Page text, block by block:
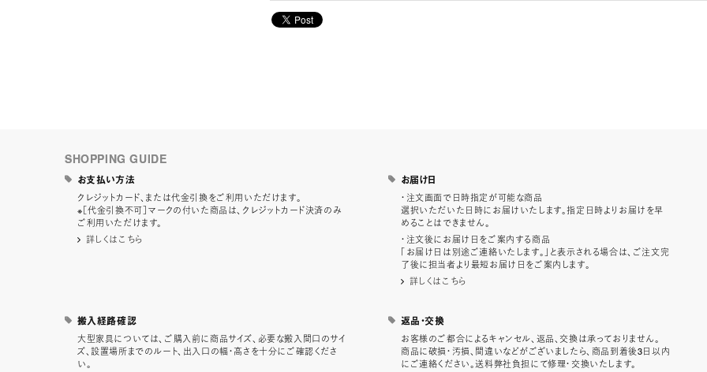
SHOPPING GUIDE
お支払い方法
クレジットカード、または代金引換をご利用いただけます。
※［代金引換不可］マークの付いた商品は、クレジットカード決済のみ
ご利用いただけます。
詳しくはこちら
お届け日
・注文画面で日時指定が可能な商品
選択いただいた日時にお届けいたします。指定日時よりお届けを早
めることはできません。
・注文後にお届け日をご案内する商品
「お届け日は別途ご連絡いたします。」と表示される場合は、ご注文完
了後に担当者より最短お届け日をご案内します。
詳しくはこちら
搬入経路確認
大型家具については、ご購入前に商品サイズ、必要な搬入間口のサイ
ズ、設置場所までのルート、出入口の幅・高さを十分にご確認くださ
い。
返品・交換
お客様のご都合によるキャンセル、返品、交換は承っておりません。
商品に破損・汚損、間違いなどがございましたら、商品到着後3日以内
にご連絡ください。送料弊社負担にて修理・交換いたします。